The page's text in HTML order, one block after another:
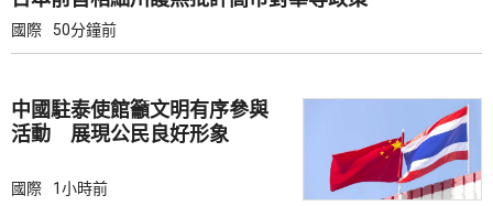
國際 50分鐘前
中國駐泰使館籲文明有序參與
活動 展現公民良好形象
國際 1小時前